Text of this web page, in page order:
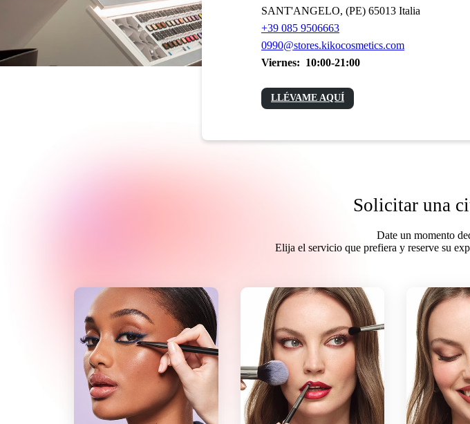
SANT'ANGELO, (PE) 65013 Italia
+39 085 9506663
0990@stores.kikocosmetics.com
Viernes: 10:00-21:00
LLÉVAME AQUÍ
Solicitar una
Date un momento
Elija el servicio que prefiera y reserve su